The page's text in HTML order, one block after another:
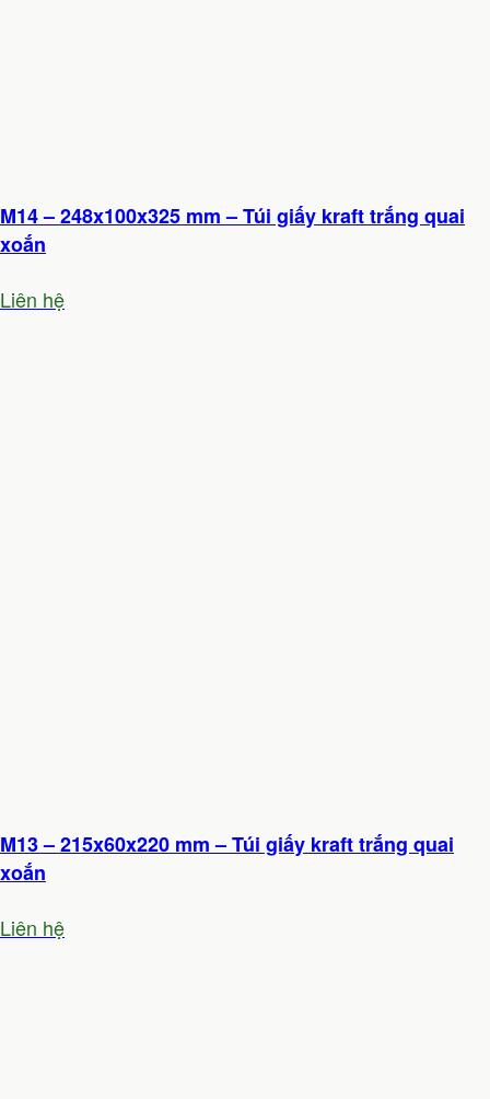
M14 – 248x100x325 mm – Túi giấy kraft trắng quai
xoắn
Liên hệ
M13 – 215x60x220 mm – Túi giấy kraft trắng quai
xoắn
Liên hệ